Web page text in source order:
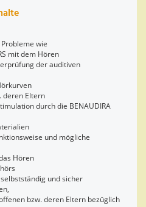
wie
mit dem Hören
der auditiven
deren Eltern
durch die BENAUDIRA
und mögliche
Hören
und sicher
bzw. deren Eltern bezüglich